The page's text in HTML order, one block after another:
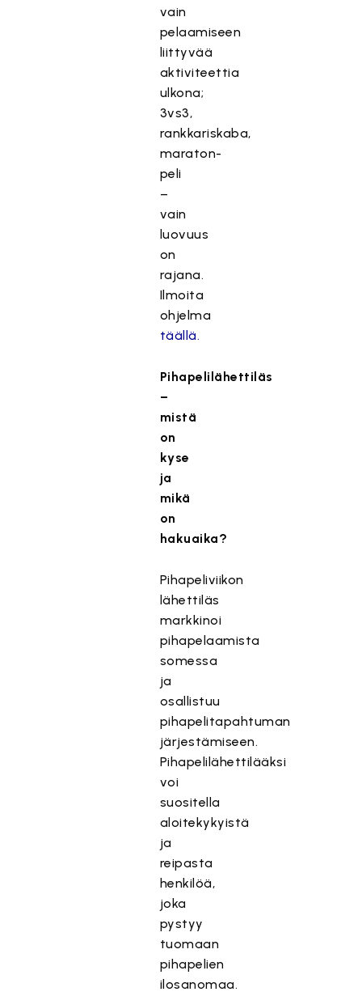
vain
pelaamiseen
liittyvää
aktiviteettia
ulkona;
3vs3,
rankkariskaba,
maraton-
peli
–
vain
luovuus
on
rajana.
Ilmoita
ohjelma
täällä.
Pihapelilähettiläs
–
mistä
on
kyse
ja
mikä
on
hakuaika?
Pihapeliviikon
lähettiläs
markkinoi
pihapelaamista
somessa
ja
osallistuu
pihapelitapahtuman
järjestämiseen.
Pihapelilähettilääksi
voi
suositella
aloitekykyistä
ja
reipasta
henkilöä,
joka
pystyy
tuomaan
pihapelien
ilosanomaa.